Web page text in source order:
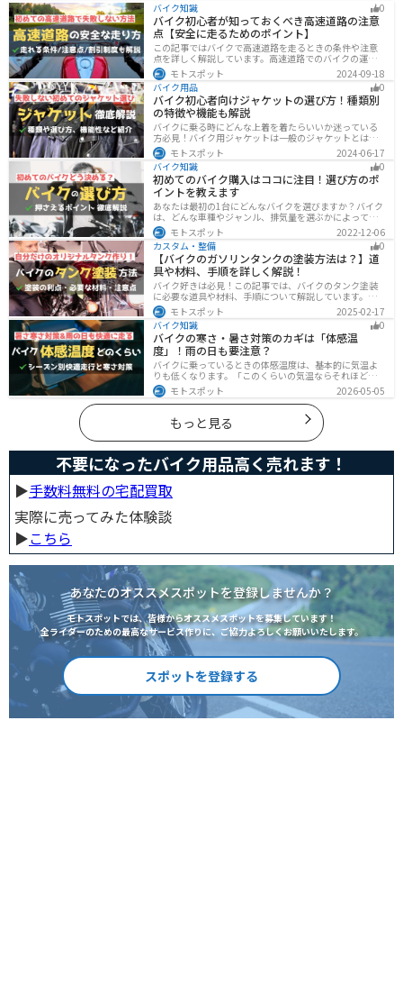
バイク知識 0
バイク初心者が知っておくべき高速道路の注意
点【安全に走るためのポイント】
この記事ではバイクで高速道路を走るときの条件や注意
点を詳しく解説しています。高速道路でのバイクの運転
に不安を感じていませんか？実は安全に運転するには、
走行条件や注意点を正しく理解することが大切です。高
速道路でも安全にバイクの運転を楽しむ方法を紹介しま
す！
モトスポット
2024-09-18
バイク用品
0
バイク初心者向けジャケットの選び方！種類別
の特徴や機能も解説
バイクに乗る時にどんな上着を着たらいいか迷っている
方必見！バイク用ジャケットは一般のジャケットとは違
い、バイク専用に作られています。動きやすさ・快適
さ・機能性・デザイン性など様々なメリットがありま
す。この記事では、ジャケットの種類や選び方など初心
者が知っておくべきことをまとめました。
モトスポット
2024-06-17
バイク知識
0
初めてのバイク購入はココに注目！選び方のポ
イントを教えます
あなたは最初の1台にどんなバイクを選びますか？バイク
は、どんな車種やジャンル、排気量を選ぶかによって今
後の楽しみ方が大きく変わるものなので、初めての愛車
選びはとても重要です。この記事ではそんなバイク選び
のオススメポイントをお伝えします。
モトスポット
2022-12-06
カスタム・整備
0
【バイクのガソリンタンクの塗装方法は？】道
具や材料、手順を詳しく解説！
バイク好きは必見！この記事では、バイクのタンク塗装
に必要な道具や材料、手順について解説しています。実
はバイクのタンクを塗装すると、傷や錆を修復でき、タ
ンクの長持ちにつながります。この記事を読めば、自分
でバイクのタンクを塗装する方法がわかるでしょう。
モトスポット
2025-02-17
バイク知識
0
バイクの寒さ・暑さ対策のカギは「体感温
度」！雨の日も要注意？
バイクに乗っているときの体感温度は、基本的に気温よ
りも低くなります。「このくらいの気温ならそれほど寒
くないだろう」そう考えて通常の装備でバイクに乗った
ら大変な目に遭った・・・そんな経験のあるライダーも
多いのではないでしょうか。今回はバイク走行中の体感
温度についてご紹介します。体感温度を考慮した快適走
行のポイントもまとめました。季節や天候を問わずバイ
クに乗る！そんなライダーの方はぜひ参考にしてみてく
ださい。[phtml blog-first-h2-module]バイク走行時の体
感温度は気温より低め？バイク走行時の体感温度は気温
と同じではありません。なぜ
モトスポット 2026-05-05
もっと見る
不要になったバイク用品高く売れます！
▶︎手数料無料の宅配買取
実際に売ってみた体験談
▶︎こちら
あなたのオススメスポットを登録しませんか？
モトスポットでは、皆様からオススメスポットを募集しています！
全ライダーのための最高なサービス作りに、ご協力よろしくお願いいたします。
スポットを登録する